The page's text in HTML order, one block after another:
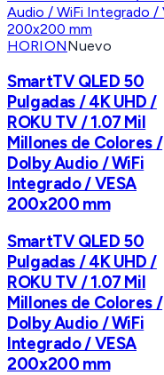
HORIONNuevo
SmartTV QLED 50
Pulgadas / 4K UHD /
ROKU TV / 1.07 Mil
Millones de Colores /
Dolby Audio / WiFi
Integrado / VESA
200x200 mm
SmartTV QLED 50
Pulgadas / 4K UHD /
ROKU TV / 1.07 Mil
Millones de Colores /
Dolby Audio / WiFi
Integrado / VESA
200x200 mm